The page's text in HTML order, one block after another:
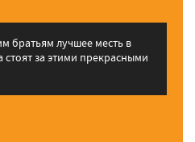
братьям лучшее месть в
за этими прекрасными